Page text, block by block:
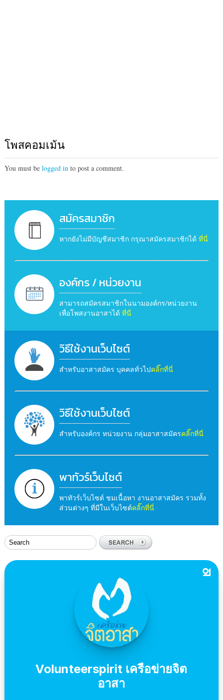
โพสคอมเม้น
You must be logged into post a comment.
สมัครสมาชิก
หากยังไม่มีบัญชีสมาชิก กรุณาสมัครสมาชิกได้ ที่นี่
องค์กร / หน่วยงาน
สามารถสมัครสมาชิกในนามองค์กร/หน่วยงาน
เพื่อโพสงานอาสาได้ ที่นี่
วิธีใช้งานเว็บไซต์
สำหรับอาสาสมัคร บุคคลทั่วไปคลิ๊กที่นี่
วิธีใช้งานเว็บไซต์
สำหรับองค์กร หน่วยงาน กลุ่มอาสาสมัครคลิ๊กที่นี่
พาทัวร์เว็บไซต์
พาทัวร์เว็บไซต์ ชมเนื้อหา งานอาสาสมัคร รวมทั้ง
ส่วนต่างๆ ที่มีในเว็บไซต์คลิ๊กที่นี่